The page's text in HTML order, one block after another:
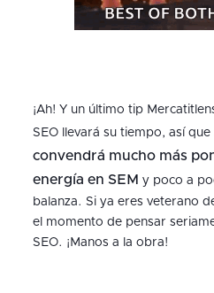
¡Ah! Y un último tip
SEO llevará su tiempo, así que
convendrá mucho más
energía en SEM y poco a
balanza. Si ya eres veterano
el momento de pensar
SEO. ¡Manos a la obra!